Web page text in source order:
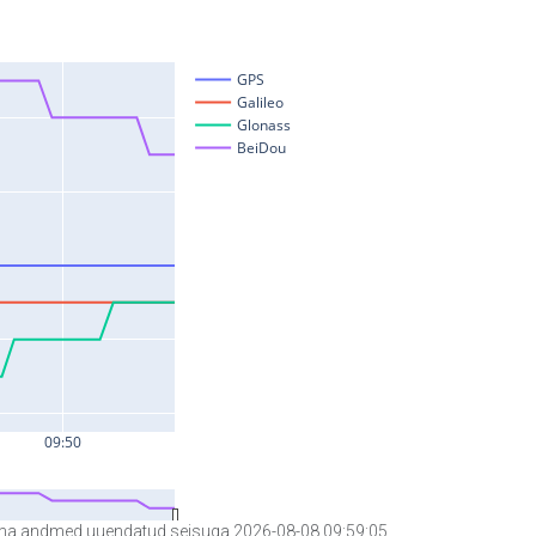
andmed uuendatud seisuga 2026-08-08 09:59:05